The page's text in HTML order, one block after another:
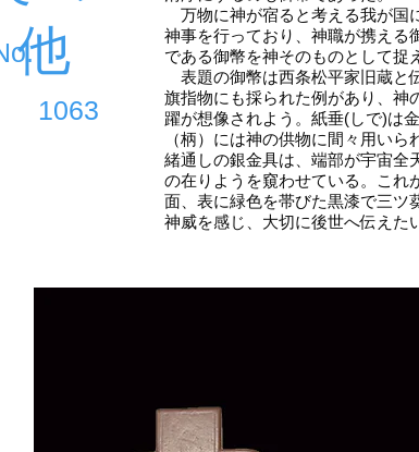
他
1063
万物に神が宿ると考える我が国
神事を行っており、神職が携える
である御幣を神そのものとして捉
表題の御幣は西条松平家旧蔵と
旗指物にも採られた例があり、神
躍が想像されよう。紙垂(しで)は
（柄）には神の供物に間々用い
緒通しの銀金具は、端部が宇宙全
の在りようを窺わせている。これ
面、表に緑色を帯びた黒漆で三ツ
神威を感じ、大切に後世へ伝えた